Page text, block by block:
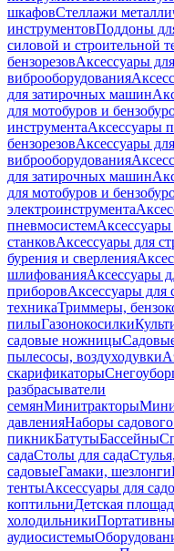
шкафовСтеллажи
инструментовПоддоны
силовой и строительной
бензорезовАксессуары
виброоборудования
для затирочных машин
для мотобуров и
инструментаАксессуары
бензорезовАксессуары
виброоборудования
для затирочных машин
для мотобуров и
электроинструмента
пневмосистем
станковАксессуары для
бурения и сверления
шлифованияАксессуары
приборовАксессуары для
техникаТриммеры,
пилыГазонокосилки
садовые ножницы
пылесосы, воздуходувки
скарификаторы
разбрасыватели
семянМинитракторы
давленияНаборы
пикникБатутыБассейны
садаСтолы для сада
садовыеГамаки, шезлонги
тентыАксессуары для
коптильниДетская
холодильники
аудиосистемы